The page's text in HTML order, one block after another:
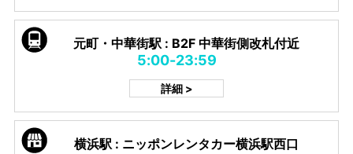
元町・中華街駅 : B2F 中華街側改札付近
5:00-23:59
詳細 >
横浜駅 : ニッポンレンタカー横浜駅西口